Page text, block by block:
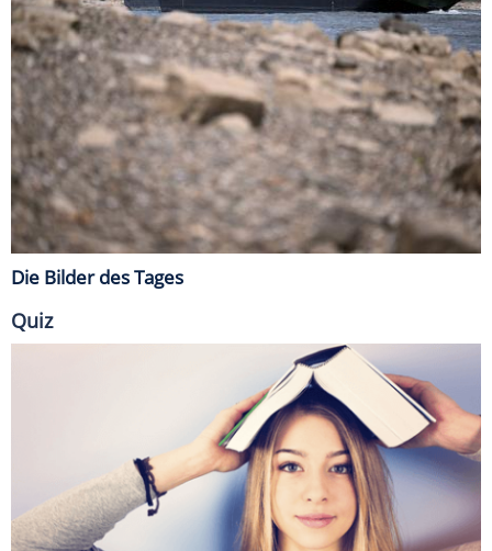
Die Bilder des Tages
Quiz